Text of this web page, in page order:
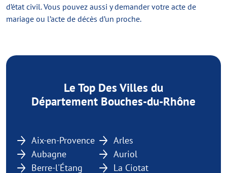
d’état civil. Vous pouvez aussi y demander votre acte de
mariage ou l’acte de décès d’un proche.
Le Top Des Villes du
Département Bouches-du-Rhône
Aix-en-Provence
Arles
Aubagne
Auriol
Berre-l'Étang
La Ciotat